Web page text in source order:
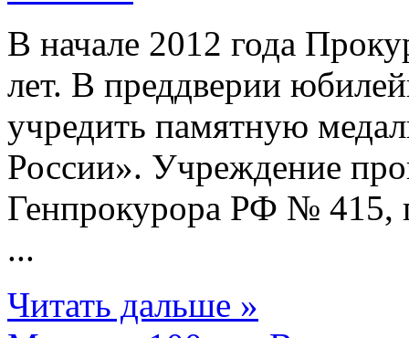
В начале 2012 года
лет. В преддверии
учредить памятную
России». Учреждение
Генпрокурора РФ № 415,
...
Читать дальше »